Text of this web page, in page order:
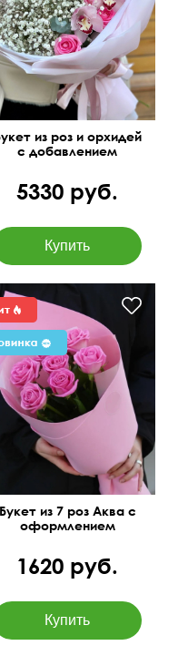
из роз и орхидей
с добавлением
5330 руб.
Букет из 7 роз Аква с
оформлением
1620 руб.